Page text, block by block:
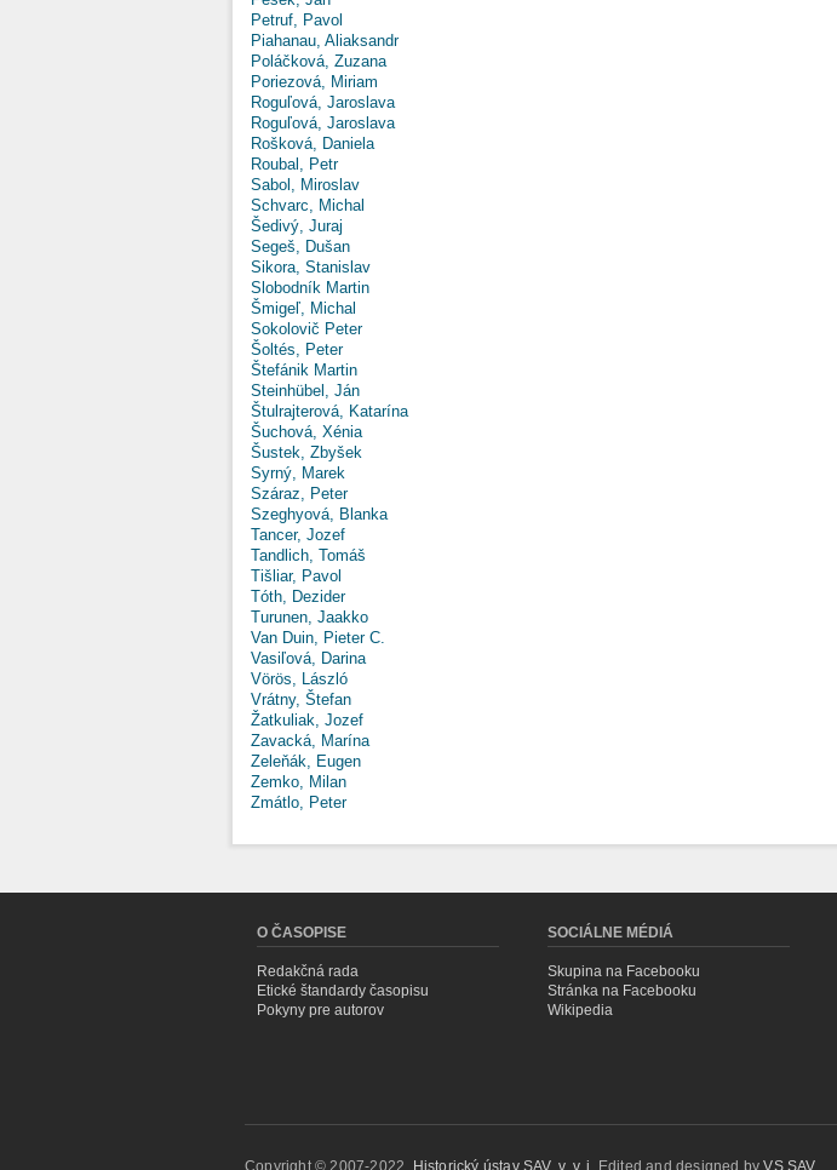
Petruf, Pavol
Piahanau, Aliaksandr
Poláčková, Zuzana
Poriezová, Miriam
Roguľová, Jaroslava
Roguľová, Jaroslava
Rošková, Daniela
Roubal, Petr
Sabol, Miroslav
Schvarc, Michal
Šedivý, Juraj
Segeš, Dušan
Sikora, Stanislav
Slobodník Martin
Šmigeľ, Michal
Sokolovič Peter
Šoltés, Peter
Štefánik Martin
Steinhübel, Ján
Štulrajterová, Katarína
Šuchová, Xénia
Šustek, Zbyšek
Syrný, Marek
Száraz, Peter
Szeghyová, Blanka
Tancer, Jozef
Tandlich, Tomáš
Tišliar, Pavol
Tóth, Dezider
Turunen, Jaakko
Van Duin, Pieter C.
Vasiľová, Darina
Vörös, László
Vrátny, Štefan
Žatkuliak, Jozef
Zavacká, Marína
Zeleňák, Eugen
Zemko, Milan
Zmátlo, Peter
O ČASOPISE
Redakčná rada
Etické štandardy časopisu
Pokyny pre autorov
SOCIÁLNE MÉDIÁ
Skupina na Facebooku
Stránka na Facebooku
Wikipedia